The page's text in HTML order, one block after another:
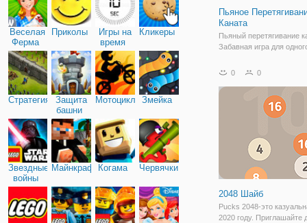
Веселая
Ферма
Приколы
Игры на
время
Кликеры
Стратегия
Защита
башни
МотоциклыЗмейка
Звездные
войны
МайнкрафтКогама Червячки
Пьяное
Каната
Пьяный перетягивание
Забавная игра для
синими и оранжевыми
перетянуть противника
сторону, зеленая
область посередине
0 0
2048 Шайб
Pucks 2048-это
2020 году. Приглашайте